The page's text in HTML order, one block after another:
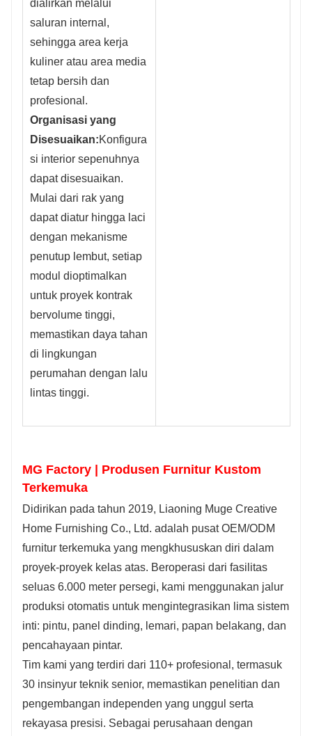
dialirkan melalui
saluran internal,
sehingga area kerja
kuliner atau area media
tetap bersih dan
profesional.
Organisasi yang
Disesuaikan:Konfigura
si interior sepenuhnya
dapat disesuaikan.
Mulai dari rak yang
dapat diatur hingga laci
dengan mekanisme
penutup lembut, setiap
modul dioptimalkan
untuk proyek kontrak
bervolume tinggi,
memastikan daya tahan
di lingkungan
perumahan dengan lalu
lintas tinggi.
MG Factory | Produsen Furnitur Kustom
Terkemuka
Didirikan pada tahun 2019, Liaoning Muge Creative
Home Furnishing Co., Ltd. adalah pusat OEM/ODM
furnitur terkemuka yang mengkhususkan diri dalam
proyek-proyek kelas atas. Beroperasi dari fasilitas
seluas 6.000 meter persegi, kami menggunakan jalur
produksi otomatis untuk mengintegrasikan lima sistem
inti: pintu, panel dinding, lemari, papan belakang, dan
pencahayaan pintar.
Tim kami yang terdiri dari 110+ profesional, termasuk
30 insinyur teknik senior, memastikan penelitian dan
pengembangan independen yang unggul serta
rekayasa presisi. Sebagai perusahaan dengan